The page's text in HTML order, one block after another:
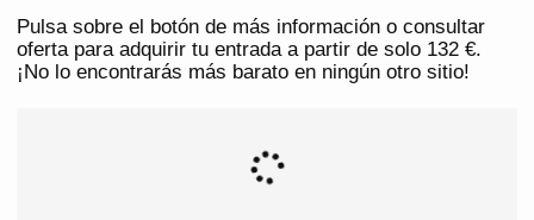
Pulsa sobre el botón de más información o consultar
oferta para adquirir tu entrada a partir de solo 132 €.
¡No lo encontrarás más barato en ningún otro sitio!